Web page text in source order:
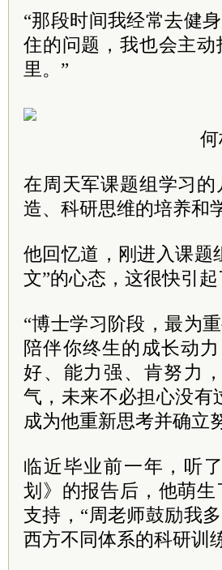
“那段时间我经常去健
住的问题，我也会主
里。”
在周天军课题组学习
造、科研思维的培养和
他回忆道，刚进入课题
文”的心态，这很快引
“博士学习阶段，最为
陪伴你终生的成长动
好、能力强、肯努力
气，未来不必担心没有
成为他重新思考并确立
临近毕业前一年，听
划》的报告后，他萌
支持，“周老师鼓励我
西方不同体系的科研训